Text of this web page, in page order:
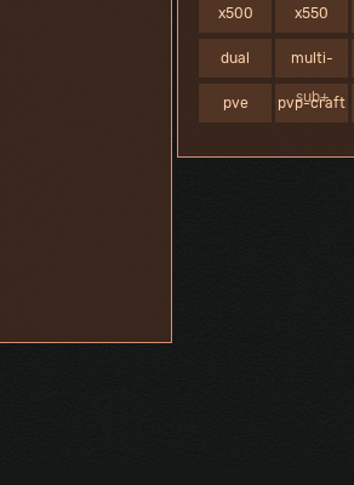
x500 x550
dual multi-
sub+
pve pvp-craft